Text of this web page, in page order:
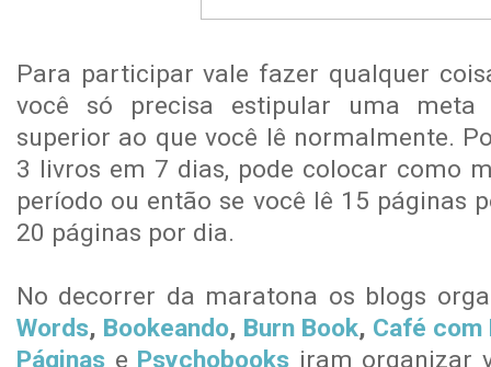
Para participar vale fazer qualquer
você só precisa estipular uma
superior ao que você lê normalmente.
3 livros em 7 dias, pode colocar como
período ou então se você lê 15 páginas
20 páginas por dia.
No decorrer da maratona os blogs
Words, Bookeando, Burn Book, Café com
Páginas e Psychobooks iram organizar